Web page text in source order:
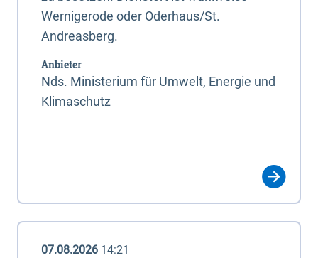
Wernigerode oder Oderhaus/St.
Andreasberg.
Anbieter
Nds. Ministerium für Umwelt, Energie und
Klimaschutz
07.08.2026 14:21